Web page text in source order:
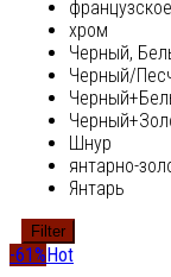
хром
Черный,
Черный/
Шнур
янтарно-
Янтарь
Filter
-61% Hot